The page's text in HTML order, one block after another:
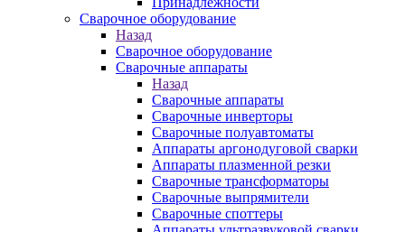
Сварочное оборудование
Назад
Сварочное оборудование
Сварочные аппараты
Назад
Сварочные аппараты
Сварочные инверторы
Сварочные полуавтоматы
Аппараты аргонодуговой сварки
Аппараты плазменной резки
Сварочные трансформаторы
Сварочные выпрямители
Сварочные споттеры